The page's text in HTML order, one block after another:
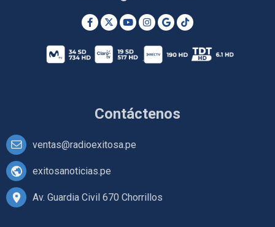
Contáctenos
ventas@radioexitosa.pe
exitosanoticias.pe
Av. Guardia Civil 670 Chorrillos